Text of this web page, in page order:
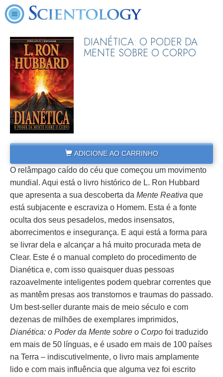
DIANÉTICA: O PODER DA
MENTE SOBRE O CORPO
ADICIONE AO CARRINHO
O relâmpago caído do céu que começou um movimento
mundial. Aqui está o livro histórico de L. Ron Hubbard
que apresenta a sua descoberta da Mente Reativa que
está subjacente e escraviza o Homem. Esta é a fonte
oculta dos seus pesadelos, medos insensatos,
aborrecimentos e insegurança. E aqui está a forma para
se livrar dela e alcançar a há muito procurada meta de
Clear. Este é o manual completo do procedimento de
Dianética e, com isso quaisquer duas pessoas
razoavelmente inteligentes podem quebrar correntes que
as mantêm presas aos transtornos e traumas do passado.
Um best-seller durante mais de meio século e com
dezenas de milhões de exemplares imprimidos,
Dianética: o Poder da Mente sobre o Corpo foi traduzido
em mais de 50 línguas, e é usado em mais de 100 países
na Terra – indiscutivelmente, o livro mais amplamente
lido e com mais influência que alguma vez foi escrito